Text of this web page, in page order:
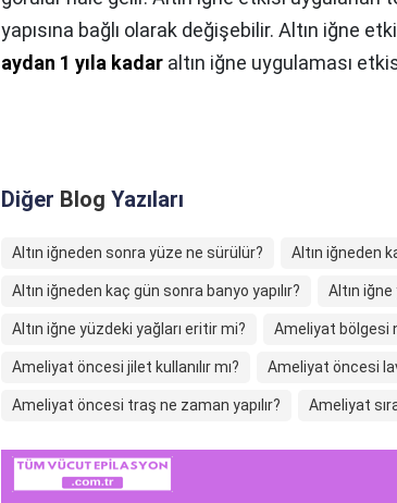
yapısına bağlı olarak değişebilir. Altın iğne
aydan 1 yıla kadar altın iğne uygulaması
Diğer Blog Yazıları
Altın iğneden sonra yüze ne sürülür? Altın iğneden
Altın iğneden kaç gün sonra banyo yapılır? Altın
Altın iğne yüzdeki yağları eritir mi? Ameliyat bölgesi
Ameliyat öncesi jilet kullanılır mı? Ameliyat öncesi
Ameliyat öncesi traş ne zaman yapılır? Ameliyat